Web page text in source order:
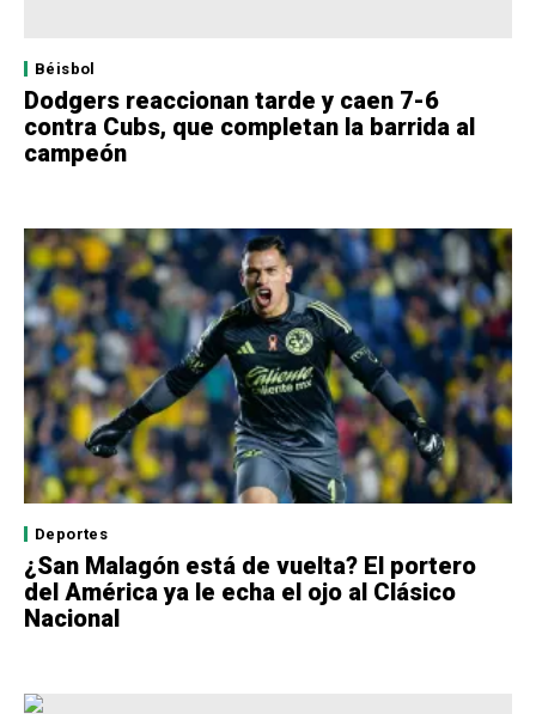
Béisbol
Dodgers reaccionan tarde y caen 7-6
contra Cubs, que completan la barrida al
campeón
Deportes
¿San Malagón está de vuelta? El portero
del América ya le echa el ojo al Clásico
Nacional